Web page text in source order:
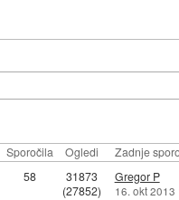
Sporočila Ogledi Zadnje
58
31873
(27852)
Gregor P
16. okt 2013